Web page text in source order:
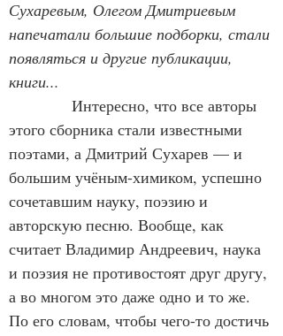
Сухаревым, Олегом Дмитриевым
напечатали большие подборки, стали
появляться и другие публикации,
книги...
Интересно, что все авторы
этого сборника стали известными
поэтами, а Дмитрий Сухарев — и
большим учёным-химиком, успешно
сочетавшим науку, поэзию и
авторскую песню. Вообще, как
считает Владимир Андреевич, наука
и поэзия не противостоят друг другу,
а во многом это даже одно и то же.
По его словам, чтобы чего-то достичь